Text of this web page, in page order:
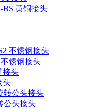
BS 黄铜接头
不锈钢接头
头
公头接头